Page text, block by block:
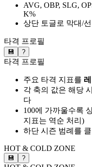
AVG, OBP, SLG,
K%
상단 토글로 막대/
타격 프로필
💾 ?
타격 프로필
주요 타격 지표를
각 축의 값은 해당
다
100에 가까울수록
지표는 역순 처리)
하단 시즌 범례를
HOT & COLD ZONE
💾 ?